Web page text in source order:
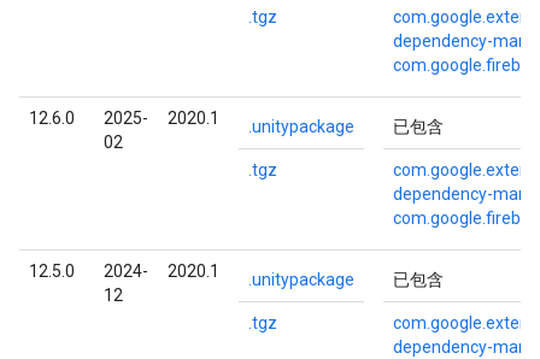
.tgz
dependency-
12.6.0
2025-
02
2020.1 .unitypackage
.tgz
已包含
dependency-
12.5.0
2024-
12
2020.1 .unitypackage
.tgz
已包含
dependency-